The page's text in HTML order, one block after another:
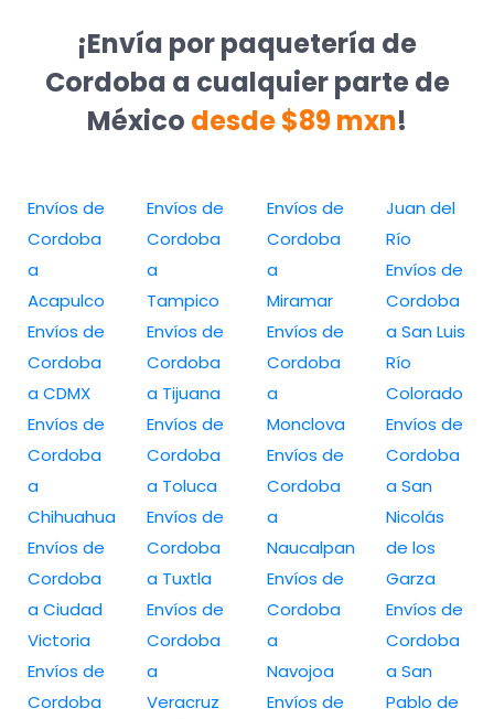
¡Envía por paquetería de
Cordoba a cualquier parte de
México desde $89 mxn!
Envíos de
Cordoba
a
Acapulco
Envíos de
Cordoba
a CDMX
Envíos de
Cordoba
a
Chihuahua
Envíos de
Cordoba
a Ciudad
Victoria
Envíos de
Cordoba
Envíos de
Cordoba
a
Tampico
Envíos de
Cordoba
a Tijuana
Envíos de
Cordoba
a Toluca
Envíos de
Cordoba
a Tuxtla
Envíos de
Cordoba
a
Veracruz
Envíos de
Cordoba
a
Miramar
Envíos de
Cordoba
a
Monclova
Envíos de
Cordoba
a
Naucalpan
Envíos de
Cordoba
a
Navojoa
Envíos de
Juan del
Río
Envíos de
Cordoba
a San Luis
Río
Colorado
Envíos de
Cordoba
a San
Nicolás
de los
Garza
Envíos de
Cordoba
a San
Pablo de